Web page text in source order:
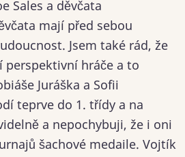
Sales a děvčata
mají před sebou
Jsem také rád, že
perspektivní hráče a to
Juráška a Sofii
teprve do 1. třídy a na
a nepochybuji, že i oni
šachové medaile. Vojtík